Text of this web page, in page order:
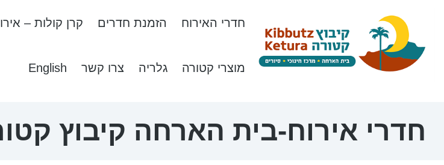
חדרי האירוח הזמנת חדרים קרן קולות –
מוצרי קטורה גלריה צרו קשר English
חדרי אירוח-בית הארחה קיבוץ